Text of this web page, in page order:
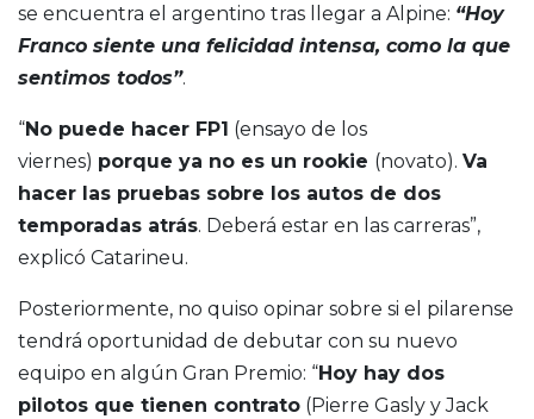
se encuentra el argentino tras llegar a Alpine: “Hoy
Franco siente una felicidad intensa, como la que
sentimos todos”.
“No puede hacer FP1 (ensayo de los
viernes) porque ya no es un rookie (novato). Va
hacer las pruebas sobre los autos de dos
temporadas atrás. Deberá estar en las carreras”,
explicó Catarineu.
Posteriormente, no quiso opinar sobre si el pilarense
tendrá oportunidad de debutar con su nuevo
equipo en algún Gran Premio: “Hoy hay dos
pilotos que tienen contrato (Pierre Gasly y Jack